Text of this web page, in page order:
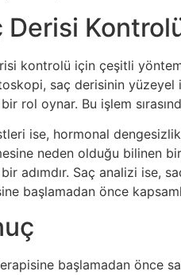
Derisi
kontrolü için çeşitli
saç derisinin yüzeyel
rol oynar. Bu işlem
ise, hormonal
neden olduğu bilinen
adımdır. Saç analizi ise,
başlamadan önce
başlamadan önce